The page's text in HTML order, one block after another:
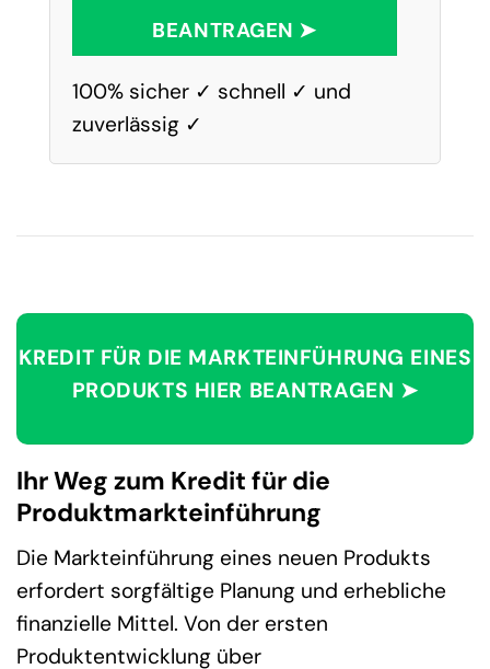
BEANTRAGEN ➤
100% sicher ✓ schnell ✓ und
zuverlässig ✓
KREDIT FÜR DIE MARKTEINFÜHRUNG EINES
PRODUKTS HIER BEANTRAGEN ➤
Ihr Weg zum Kredit für die
Produktmarkteinführung
Die Markteinführung eines neuen Produkts
erfordert sorgfältige Planung und erhebliche
finanzielle Mittel. Von der ersten
Produktentwicklung über